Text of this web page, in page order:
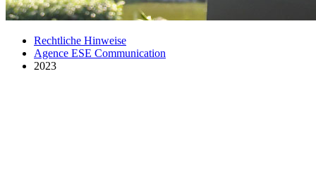
Rechtliche Hinweise
Agence ESE Communication
2023